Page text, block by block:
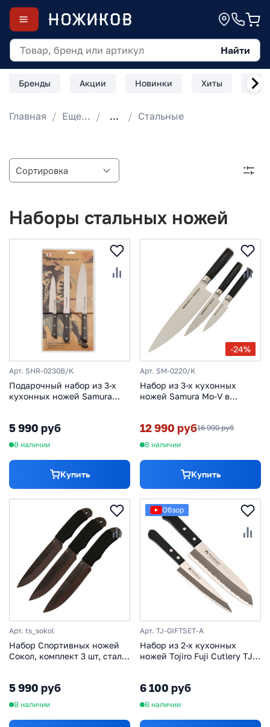
Найти
Бренды Акции Новинки Хиты
Главная Еще... ... Стальные
Наборы стальных ножей
Арт. SHR-0230B/K
Подарочный набор из 3-х
кухонных ножей Samura
продуктов, шеф), сталь Aus
8, рукоять ABS-пластик
5 990 руб
В наличии
Купить
-24%
Арт. SM-0220/K
Набор из 3-х кухонных
ножей Samura Mo-V в
AUS-8, рукоять G10
12 990 руб16 990 руб
В наличии
Купить
Арт. ts_sokol
Набор Спортивных ножей
Сокол, комплект 3 шт, сталь
5 990 руб
В наличии
Обзор
Арт. TJ-GIFTSET-A
Набор из 2-х кухонных
ножей Tojiro Fuji Cutlery TJ-
черный
6 100 руб
В наличии